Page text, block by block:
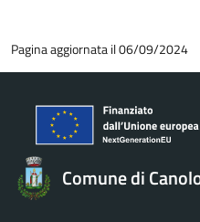
Pagina aggiornata il 06/09/2024
Comune di